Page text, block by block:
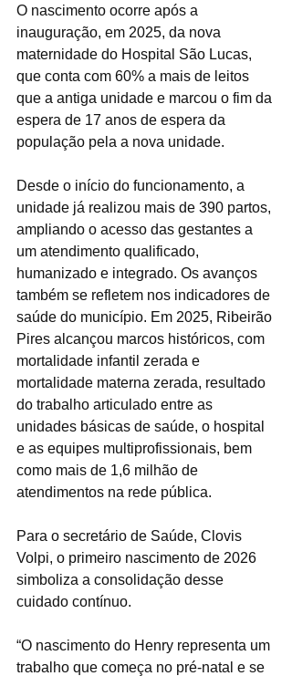
O nascimento ocorre após a
inauguração, em 2025, da nova
maternidade do Hospital São Lucas,
que conta com 60% a mais de leitos
que a antiga unidade e marcou o fim da
espera de 17 anos de espera da
população pela a nova unidade.
Desde o início do funcionamento, a
unidade já realizou mais de 390 partos,
ampliando o acesso das gestantes a
um atendimento qualificado,
humanizado e integrado. Os avanços
também se refletem nos indicadores de
saúde do município. Em 2025, Ribeirão
Pires alcançou marcos históricos, com
mortalidade infantil zerada e
mortalidade materna zerada, resultado
do trabalho articulado entre as
unidades básicas de saúde, o hospital
e as equipes multiprofissionais, bem
como mais de 1,6 milhão de
atendimentos na rede pública.
Para o secretário de Saúde, Clovis
Volpi, o primeiro nascimento de 2026
simboliza a consolidação desse
cuidado contínuo.
“O nascimento do Henry representa um
trabalho que começa no pré-natal e se